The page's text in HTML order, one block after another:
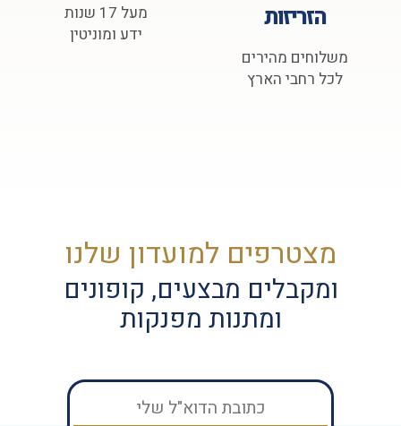
הזריזות
משלוחים מהירים
לכל רחבי הארץ
מעל 17 שנות
ידע ומוניטין
מצטרפים למועדון שלנו
ומקבלים מבצעים, קופונים
ומתנות מפנקות